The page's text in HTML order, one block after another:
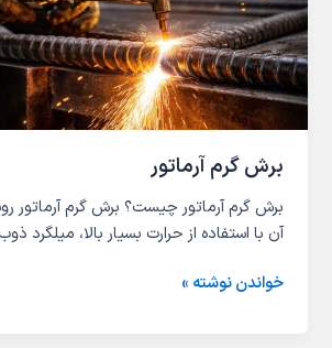
برش گرم آرماتور
برش گرم آرماتور چیست؟ برش گرم آرماتور
آن با استفاده از حرارت بسیار بالا، میلگرد ذوب
خواندن نوشته »